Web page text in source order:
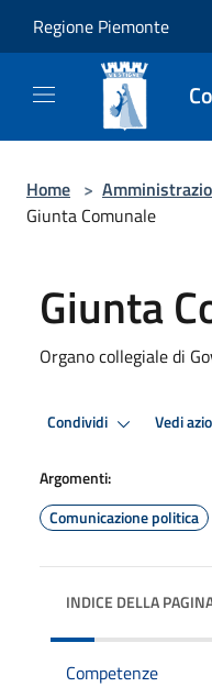
Regione Piemonte
Home >
Giunta Comunale
Giunta
Organo collegiale di
Condividi Vedi
Argomenti:
Comunicazione politica
INDICE DELLA
Competenze